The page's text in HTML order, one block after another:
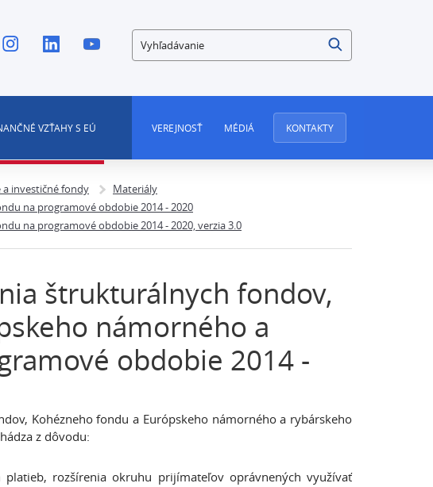
Vyhľadávanie
VZŤAHY S EÚ VEREJNOSŤ MÉDIÁ KONTAKTY
investičné fondy
Materiály
na programové obdobie 2014 - 2020
na programové obdobie 2014 - 2020, verzia 3.0
štrukturálnych fondov,
námorného a
obdobie 2014 -
Kohézneho fondu a Európskeho námorného a rybárskeho
z dôvodu:
rozšírenia okruhu prijímateľov oprávnených využívať